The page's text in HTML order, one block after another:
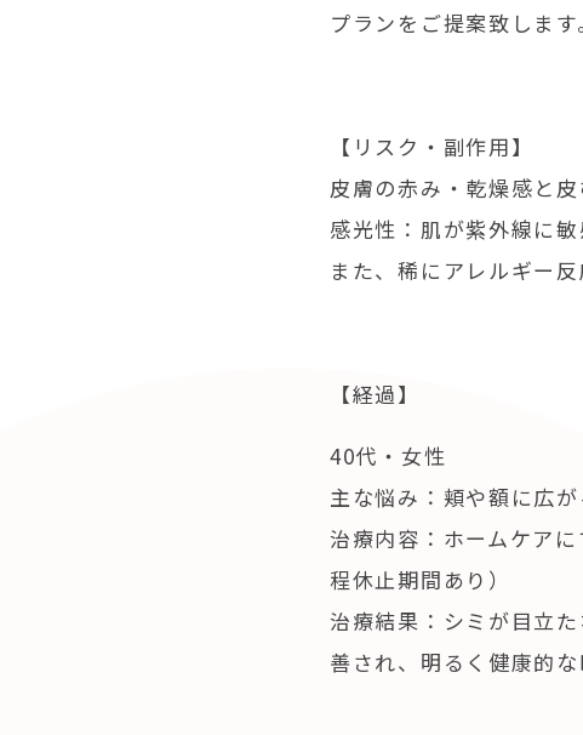
プランをご提案致します。
【リスク・副作用】
皮膚の赤み・乾燥感と
感光性：肌が紫外線に
また、稀にアレルギー
【経過】
40代・女性
主な悩み：頬や額に広
治療内容：ホームケア
程休止期間あり）
治療結果：シミが目立
善され、明るく健康的な